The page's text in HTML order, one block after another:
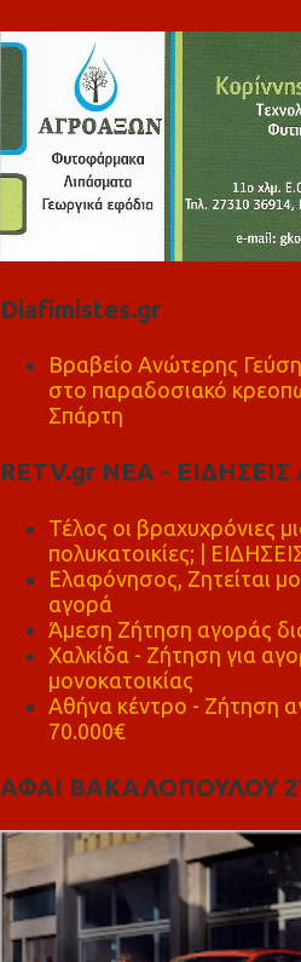
Diafimistes.gr
Βραβείο Ανώτερης
στο παραδοσιακό
Σπάρτη
RETV.gr ΝΕΑ -
Τέλος οι βραχυχρόνιες
πολυκατοικίες; |
Ελαφόνησος, Ζητείται
αγορά
Άμεση Ζήτηση αγοράς
Χαλκίδα - Ζήτηση για
μονοκατοικίας
Αθήνα κέντρο - Ζήτηση
70.000€
ΑΦΑΙ ΒΑΚΑΛΟΠΟΥΛΟΥ